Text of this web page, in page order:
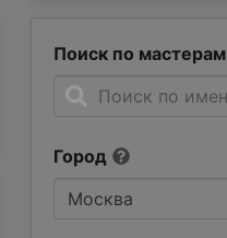
Поиск по мастерам
Город